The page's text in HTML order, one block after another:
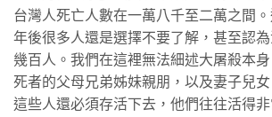
台灣人死亡人數在一萬八千至二萬之間
年後很多人還是選擇不要了解，甚至認
幾百人。我們在這裡無法細述大屠殺本
死者的父母兄弟姊妹親朋，以及妻子兒女
這些人還必須存活下去，他們往往活得